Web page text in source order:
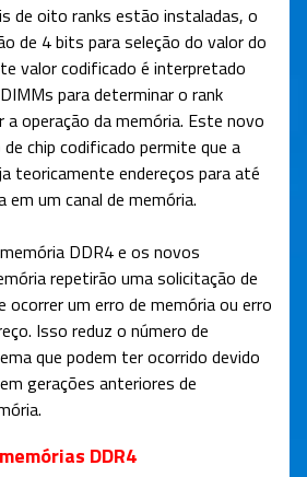
de oito ranks estão instaladas, o
de 4 bits para seleção do valor do
valor codificado é interpretado
para determinar o rank
operação da memória. Este novo
chip codificado permite que a
teoricamente endereços para até
em um canal de memória.
DDR4 e os novos
repetirão uma solicitação de
ocorrer um erro de memória ou erro
Isso reduz o número de
que podem ter ocorrido devido
gerações anteriores de
DDR4